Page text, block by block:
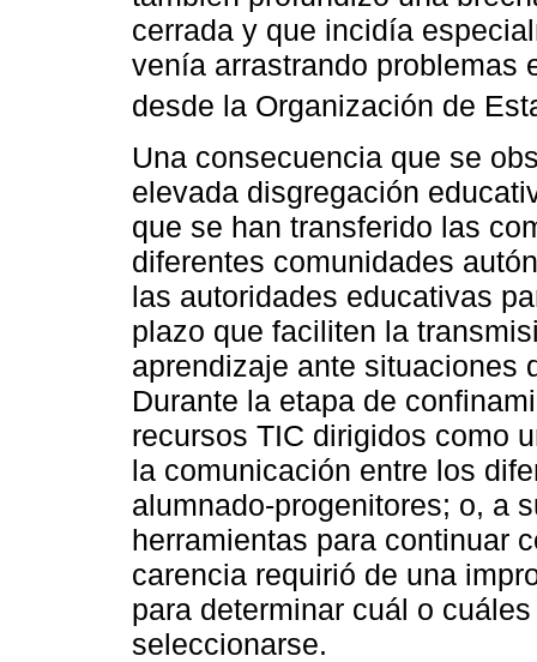
cerrada y que incidía
venía arrastrando problemas
desde la Organización de
Una consecuencia que se
elevada disgregación
que se han transferido las
diferentes comunidades
las autoridades educativas
plazo que faciliten la
aprendizaje ante situaciones
Durante la etapa de
recursos TIC dirigidos como
la comunicación entre los
alumnado-progenitores; o, a
herramientas para continuar
carencia requirió de una
para determinar cuál o
seleccionarse.